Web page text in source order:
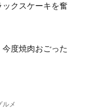
クスケーキを奮
今度焼肉おごった
ルメ